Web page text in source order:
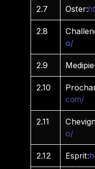
2.7 Oster:
2.8
o/
2.9
2.10
com/
2.11
o/
2.12 Esprit: